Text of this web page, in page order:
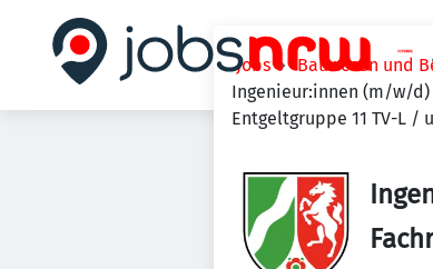
Jobs
Bauwesen und
Ingenieur:innen (m/w/d)
Entgeltgruppe 11 TV-L /